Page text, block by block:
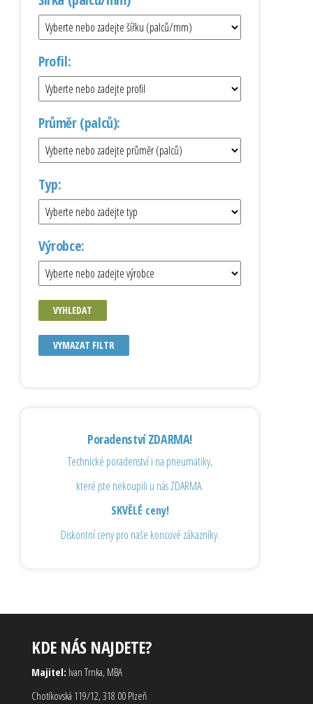
Profil:
Průměr (palců):
Typ:
Výrobce:
VYHLEDAT
VYMAZAT FILTR
Poradenství ZDARMA!
Technické poradenství i na pneumatiky,
které jste nekoupili u nás ZDARMA.
SKVĚLÉ ceny!
Diskontní ceny pro naše koncové zákazníky.
KDE NÁS NAJDETE?
Majitel: Ivan Trnka, MBA
Chotíkovská 119/12, 318 00 Plzeň